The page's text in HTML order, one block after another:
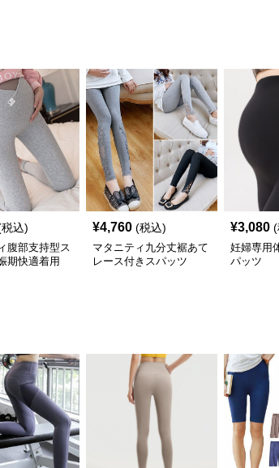
込)
腹部支持型ス
期快適着用
¥4,760 (税込)
マタニティ九分丈裾あて
レース付きスパッツ
¥3,080 (
妊婦専用
パッツ